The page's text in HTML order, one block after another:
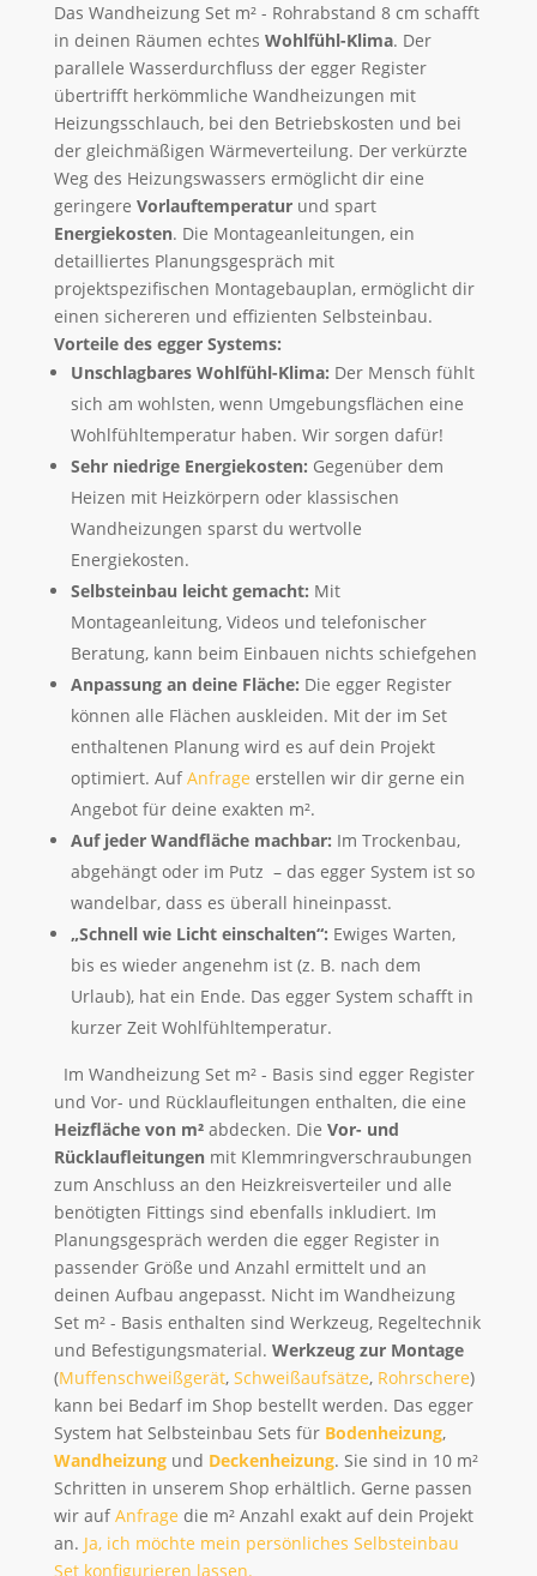
Das Wandheizung Set m² - Rohrabstand 8 cm schafft
in deinen Räumen echtes Wohlfühl-Klima. Der
parallele Wasserdurchfluss der egger Register
übertrifft herkömmliche Wandheizungen mit
Heizungsschlauch, bei den Betriebskosten und bei
der gleichmäßigen Wärmeverteilung. Der verkürzte
Weg des Heizungswassers ermöglicht dir eine
geringere Vorlauftemperaturund spart
Energiekosten. Die Montageanleitungen, ein
detailliertes Planungsgespräch mit
projektspezifischen Montagebauplan, ermöglicht dir
einen sichereren und effizienten Selbsteinbau.
Vorteile des egger Systems:
Unschlagbares Wohlfühl-Klima: Der Mensch fühlt
sich am wohlsten, wenn Umgebungsflächen eine
Wohlfühltemperatur haben. Wir sorgen dafür!
Sehr niedrige Energiekosten: Gegenüber dem
Heizen mit Heizkörpern oder klassischen
Wandheizungen sparst du wertvolle
Energiekosten.
Selbsteinbau leicht gemacht: Mit
Montageanleitung, Videos und telefonischer
Beratung, kann beim Einbauen nichts schiefgehen
Anpassung an deine Fläche: Die egger Register
können alle Flächen auskleiden. Mit der im Set
enthaltenen Planung wird es auf dein Projekt
optimiert. AufAnfrage erstellen wir dir gerne ein
Angebot für deine exakten m².
Auf jeder Wandfläche machbar: Im Trockenbau,
abgehängt oder im Putz – das egger System ist so
wandelbar, dass es überall hineinpasst.
„Schnell wie Licht einschalten“: Ewiges Warten,
bis es wieder angenehm ist (z. B. nach dem
Urlaub), hat ein Ende. Das egger System schafft in
kurzer Zeit Wohlfühltemperatur.
Im Wandheizung Set m² - Basis sind egger Register
und Vor- und Rücklaufleitungen enthalten, die eine
Heizfläche von m²abdecken. Die Vor- und
Rücklaufleitungen mit Klemmringverschraubungen
zum Anschluss an den Heizkreisverteiler und alle
benötigten Fittings sind ebenfalls inkludiert. Im
Planungsgespräch werden die egger Register in
passender Größe und Anzahl ermittelt und an
deinen Aufbau angepasst. Nicht im Wandheizung
Set m² - Basis enthalten sind Werkzeug, Regeltechnik
und Befestigungsmaterial. Werkzeug zur Montage
(Muffenschweißgerät, Schweißaufsätze, Rohrschere)
kann bei Bedarf im Shop bestellt werden. Das egger
System hat Selbsteinbau Sets für Bodenheizung,
Wandheizung und Deckenheizung. Sie sind in 10 m²
Schritten in unserem Shop erhältlich. Gerne passen
wir aufAnfrage die m² Anzahl exakt auf dein Projekt
an. Ja, ich möchte mein persönliches Selbsteinbau
Set konfigurieren lassen.